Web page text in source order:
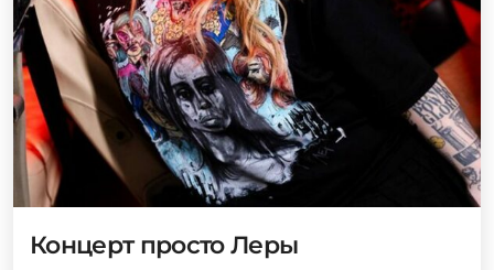
Концерт просто Леры